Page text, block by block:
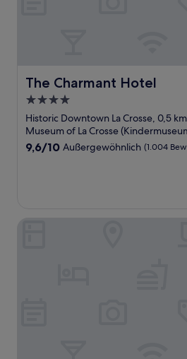
The Charmant Hotel
The Charmant Hotel
4.0-
Sterne-
Unterkunft
Historic Downtown La Crosse, 0,5
Museum of La Crosse
9.6
9,6/10 Außergewöhnlich (1.004